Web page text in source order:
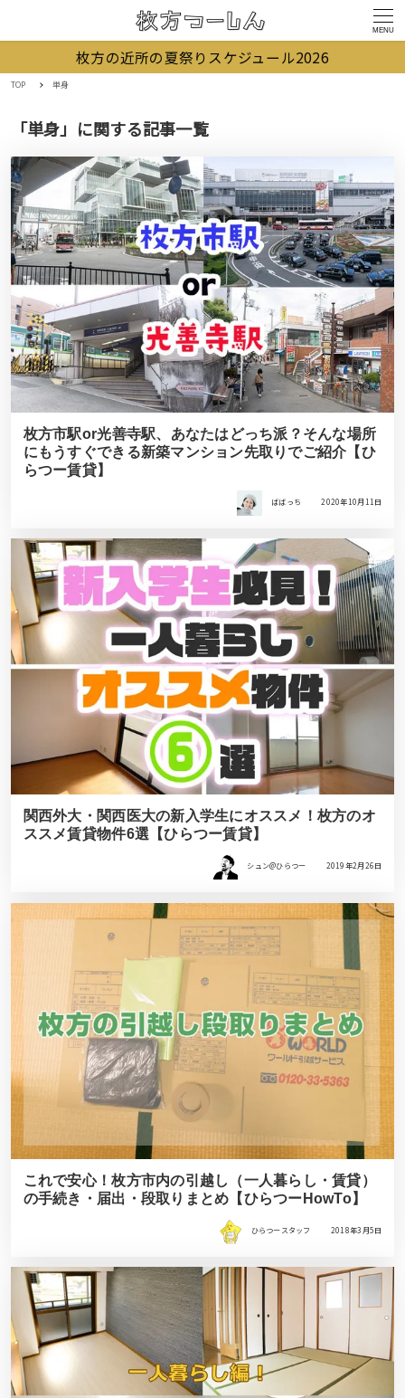
MENU
枚方の近所の夏祭りスケジュール2026
TOP 単身
「単身」に関する記事一覧
枚方市駅or光善寺駅、あなたはどっち派？そんな場所
にもうすぐできる新築マンション先取りでご紹介【ひ
らつー賃貸】
ばばっち 2020年10月11日
関西外大・関西医大の新入学生にオススメ！枚方のオ
ススメ賃貸物件6選【ひらつー賃貸】
シュン@ひらつー 2019年2月26日
これで安心！枚方市内の引越し（一人暮らし・賃貸）
の手続き・届出・段取りまとめ【ひらつーHowTo】
ひらつースタッフ 2018年3月5日